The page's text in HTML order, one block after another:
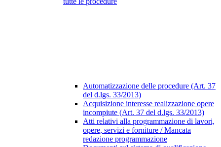
Automatizzazione delle procedure (Art. 37
del d.lgs. 33/2013)
Acquisizione interesse realizzazione opere
incompiute (Art. 37 del d.lgs. 33/2013)
Atti relativi alla programmazione di lavori,
opere, servizi e forniture / Mancata
redazione programmazione